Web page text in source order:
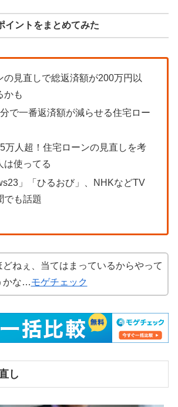
イントをまとめてみた
の見直しで総返済額が200万円以
かも
で一番返済額が減らせる住宅ロー
万人超！住宅ローンの見直しを考
は使ってる
」「ひるおび」、NHKなどTV
でも話題
どねぇ、当てはまっているからやって
かな…モゲチェック
し